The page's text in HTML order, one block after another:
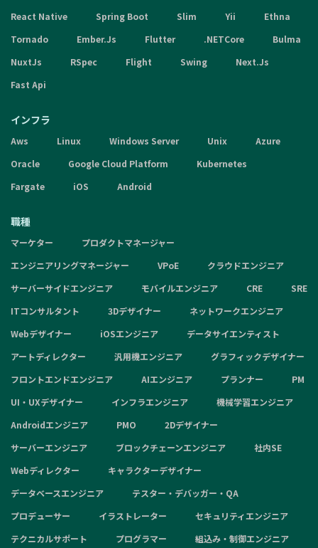
React Native
Spring Boot Slim Yii
Ethna
Tornado
Ember.Js Flutter .NETCore
Bulma
NuxtJs
RSpec Flight Swing
Next.Js
Fast Api
インフラ
Aws Linux Windows Server Unix
Azure
Oracle
Google Cloud Platform
Kubernetes
Fargate
iOS Android
職種
マーケター
プロダクトマネージャー
エンジニアリングマネージャー
VPoE
クラウドエンジニア
サーバーサイドエンジニア
モバイルエンジニア CRE
SRE
ITコンサルタント
3Dデザイナー
ネットワークエンジニア
Webデザイナー
iOSエンジニア
データサイエンティスト
アートディレクター
汎用機エンジニア
グラフィックデザイナー
フロントエンドエンジニア
AIエンジニア プランナー
PM
UI・UXデザイナー
インフラエンジニア
機械学習エンジニア
Androidエンジニア
PMO
2Dデザイナー
サーバーエンジニア
ブロックチェーンエンジニア
社内SE
Webディレクター
キャラクターデザイナー
データベースエンジニア
テスター・デバッガー・QA
プロデューサー
イラストレーター
セキュリティエンジニア
テクニカルサポート
プログラマー 組込み・制御エンジニア